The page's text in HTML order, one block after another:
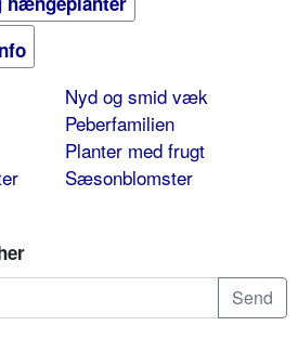
Nyd og smid væk
Peberfamilien
Planter med frugt
Sæsonblomster